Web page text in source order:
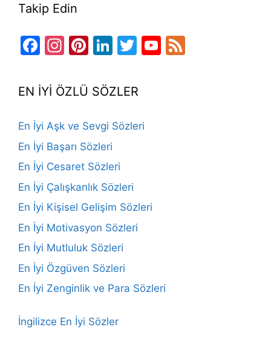
Takip Edin
Facebook
Instagram
Pinterest
LinkedIn
TwitterYouTube
EN İYİ ÖZLÜ SÖZLER
En İyi Aşk ve Sevgi Sözleri
En İyi Başarı Sözleri
En İyi Cesaret Sözleri
En İyi Çalışkanlık Sözleri
En İyi Kişisel Gelişim Sözleri
En İyi Motivasyon Sözleri
En İyi Mutluluk Sözleri
En İyi Özgüven Sözleri
En İyi Zenginlik ve Para Sözleri
İngilizce En İyi Sözler